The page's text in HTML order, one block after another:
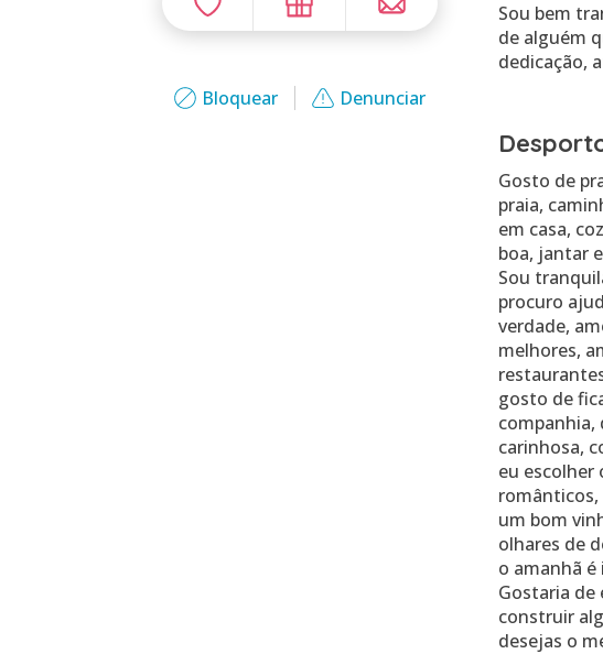
Bloquear Denunciar
Sou bem
de alguém
dedicação,
Gosto de
praia,
em casa,
boa, jantar
Sou
procuro
verdade,
melhores,
gosto de
companhia,
carinhosa,
eu escolher
um bom
olhares de
o amanhã
Gostaria
construir
desejas o